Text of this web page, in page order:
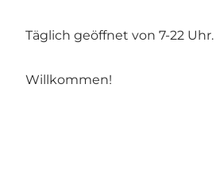
Täglich geöffnet von 7-22 Uhr.
Willkommen!